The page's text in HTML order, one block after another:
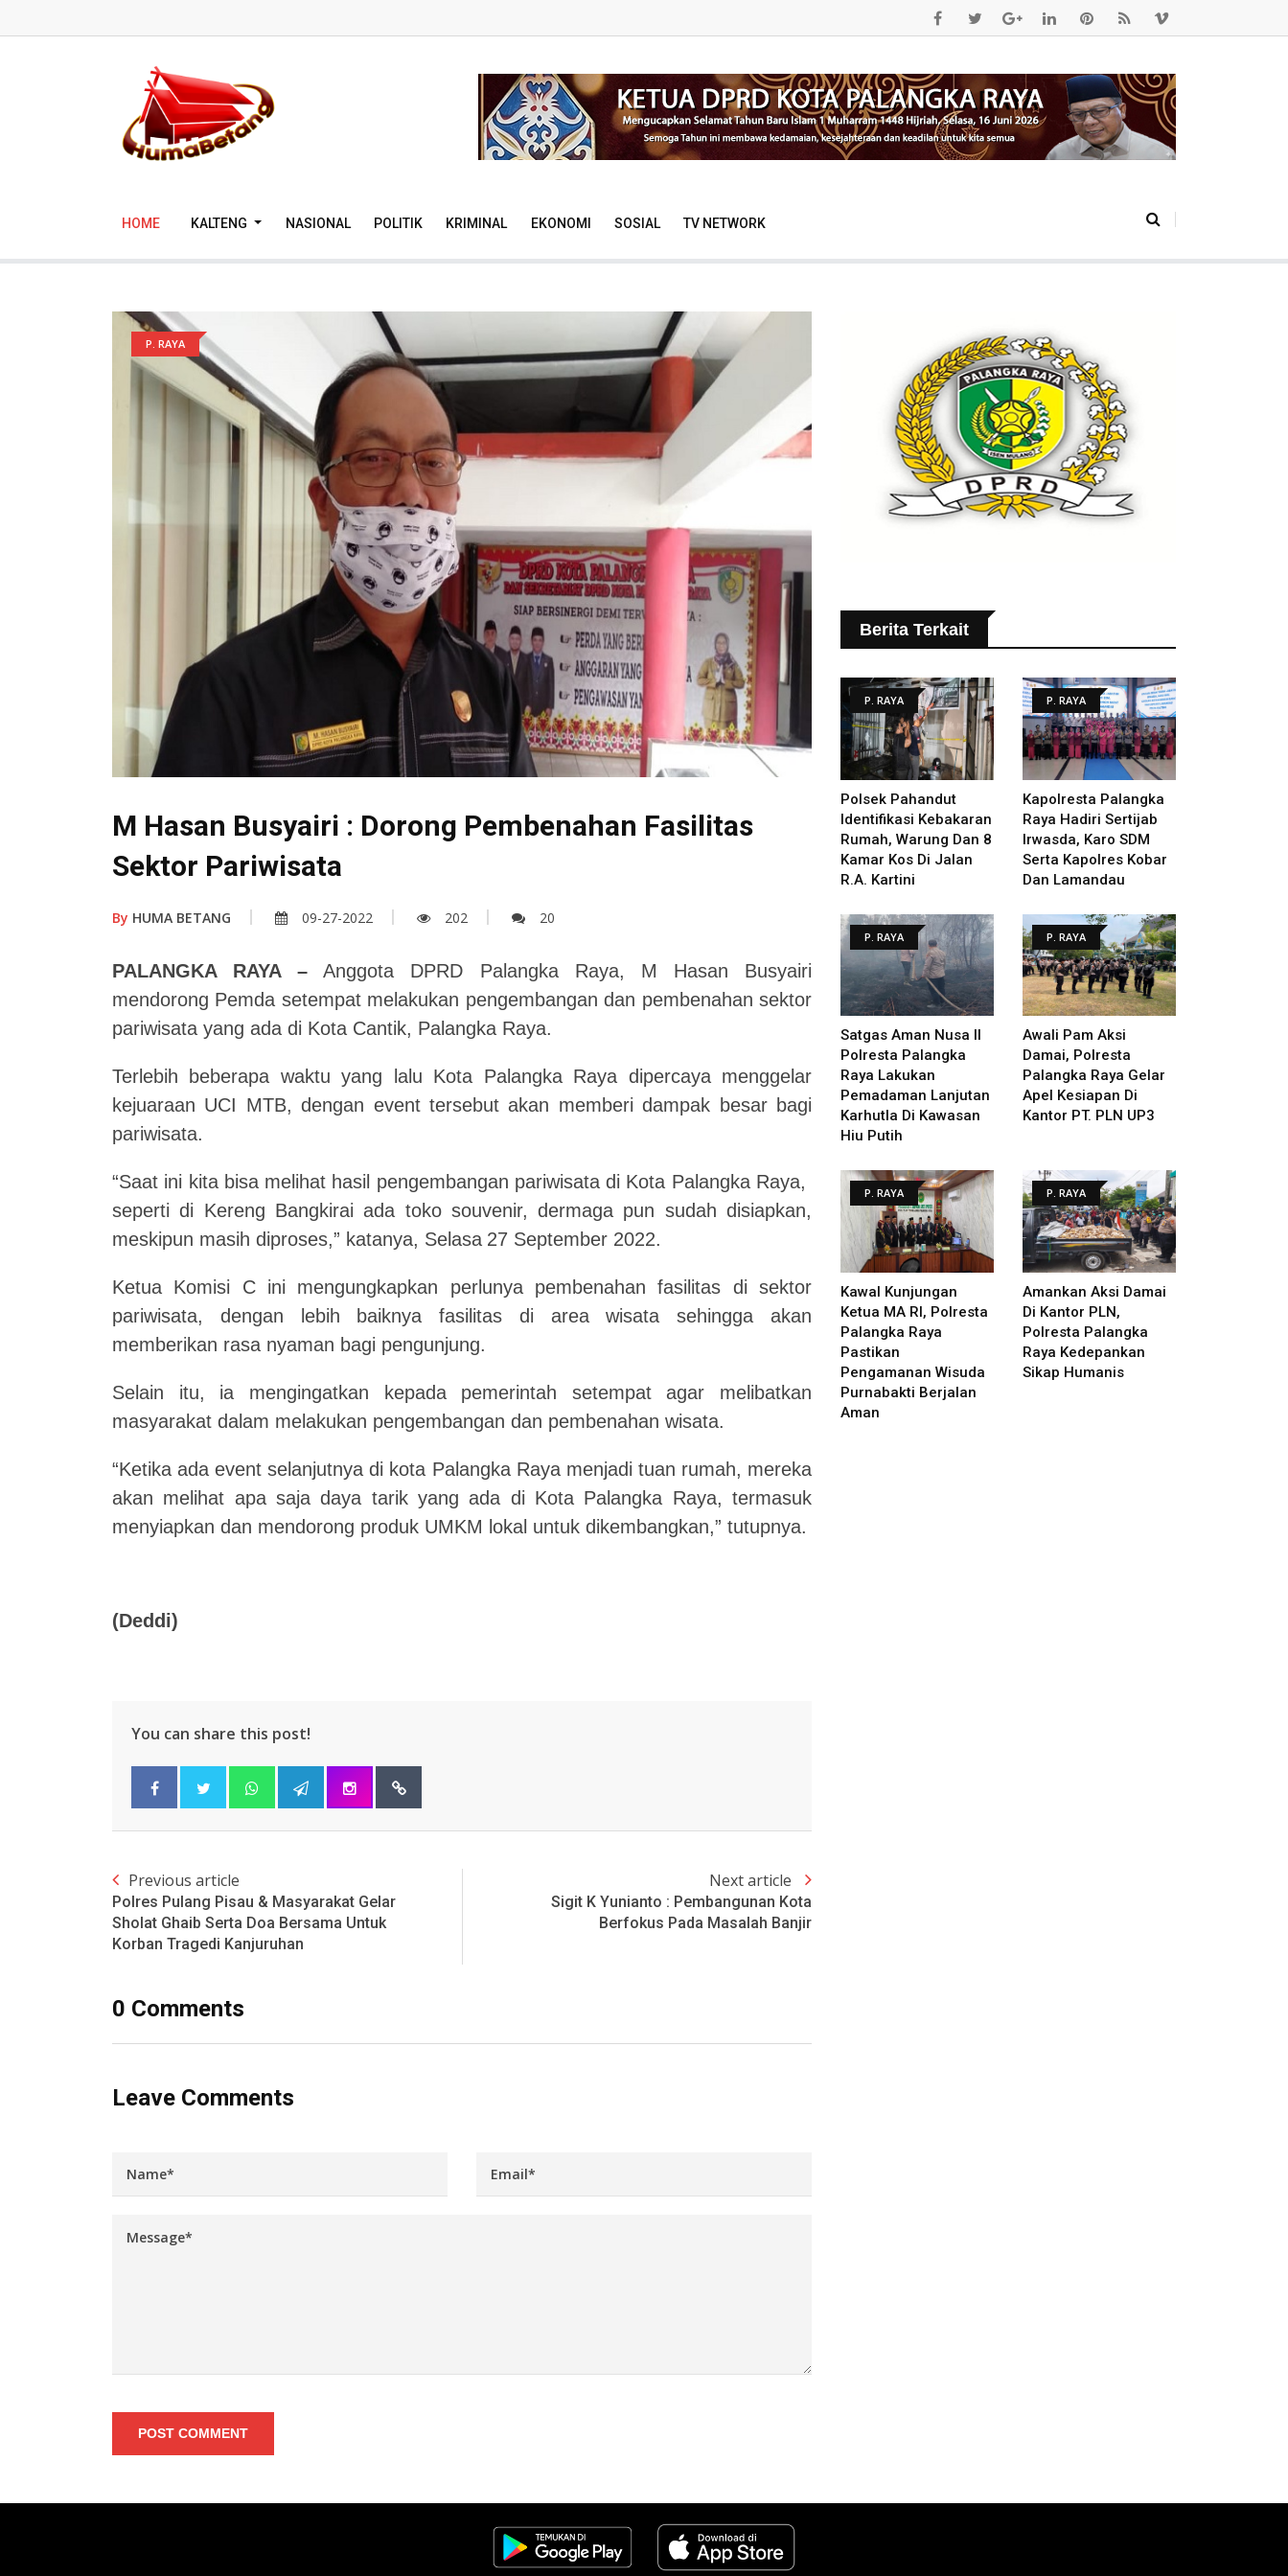
HOME KALTENG NASIONAL POLITIK KRIMINAL EKONOMI SOSIAL TV NETWORK
P. RAYA
M Hasan Busyairi : Dorong Pembenahan Fasilitas
Sektor Pariwisata
By HUMA BETANG 09-27-2022 202 20
PALANGKA RAYA – Anggota DPRD Palangka Raya, M Hasan Busyairi
mendorong Pemda setempat melakukan pengembangan dan pembenahan sektor
pariwisata yang ada di Kota Cantik, Palangka Raya.
Terlebih beberapa waktu yang lalu Kota Palangka Raya dipercaya menggelar
kejuaraan UCI MTB, dengan event tersebut akan memberi dampak besar bagi
pariwisata.
“Saat ini kita bisa melihat hasil pengembangan pariwisata di Kota Palangka Raya,
seperti di Kereng Bangkirai ada toko souvenir, dermaga pun sudah disiapkan,
meskipun masih diproses,” katanya, Selasa 27 September 2022.
Ketua Komisi C ini mengungkapkan perlunya pembenahan fasilitas di sektor
pariwisata, dengan lebih baiknya fasilitas di area wisata sehingga akan
memberikan rasa nyaman bagi pengunjung.
Selain itu, ia mengingatkan kepada pemerintah setempat agar melibatkan
masyarakat dalam melakukan pengembangan dan pembenahan wisata.
“Ketika ada event selanjutnya di kota Palangka Raya menjadi tuan rumah, mereka
akan melihat apa saja daya tarik yang ada di Kota Palangka Raya, termasuk
menyiapkan dan mendorong produk UMKM lokal untuk dikembangkan,” tutupnya.
(Deddi)
You can share this post!
Previous article
Polres Pulang Pisau & Masyarakat Gelar
Sholat Ghaib Serta Doa Bersama Untuk
Korban Tragedi Kanjuruhan
Next article
Sigit K Yunianto : Pembangunan Kota
Berfokus Pada Masalah Banjir
0 Comments
Leave Comments
POST COMMENT
Berita Terkait
P. RAYA
Polsek Pahandut
Identifikasi Kebakaran
Rumah, Warung Dan 8
Kamar Kos Di Jalan
R.A. Kartini
P. RAYA
Kapolresta Palangka
Raya Hadiri Sertijab
Irwasda, Karo SDM
Serta Kapolres Kobar
Dan Lamandau
P. RAYA
Satgas Aman Nusa II
Polresta Palangka
Raya Lakukan
Pemadaman Lanjutan
Karhutla Di Kawasan
Hiu Putih
P. RAYA
Awali Pam Aksi
Damai, Polresta
Palangka Raya Gelar
Apel Kesiapan Di
Kantor PT. PLN UP3
P. RAYA
Kawal Kunjungan
Ketua MA RI, Polresta
Palangka Raya
Pastikan
Pengamanan Wisuda
Purnabakti Berjalan
Aman
P. RAYA
Amankan Aksi Damai
Di Kantor PLN,
Polresta Palangka
Raya Kedepankan
Sikap Humanis